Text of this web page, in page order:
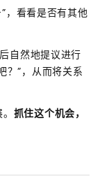
，看看是否有其他
自然地提议进行
？”，从而将关系
抓住这个机会，